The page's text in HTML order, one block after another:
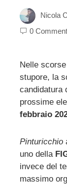
Nicola
0
Nelle
stupore, la
candidatura
prossime
febbraio
Pinturicchio
uno della
invece del
massimo